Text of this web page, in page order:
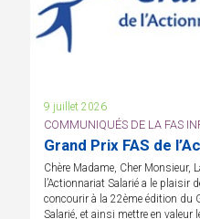
9 juillet 2026
COMMUNIQUÉS DE LA FAS
Grand Prix FAS de
Chère Madame, Cher Monsieur,
l’Actionnariat Salarié a le plaisir
concourir à la 22ème édition du
Salarié, et ainsi mettre en